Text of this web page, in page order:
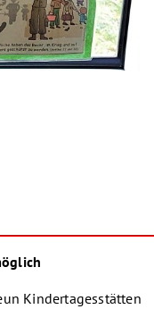
Kindertagesstätten